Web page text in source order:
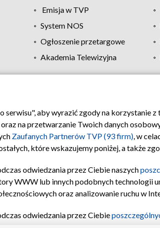
Emisja w TVP
System NOS
Ogłoszenie przetargowe
Akademia Telewizyjna
Regulamin TVP Polityka
aby wyrazić zgody na korzystanie
na przetwarzanie Twoich danych
Zaufanych Partnerów TVP (93 firm), w
które wskazujemy poniżej, a także
odwiedzania przez Ciebie naszych
WWW lub innych podobnych technologii
oraz analizowanie ruchu w
odwiedzania przez Ciebie